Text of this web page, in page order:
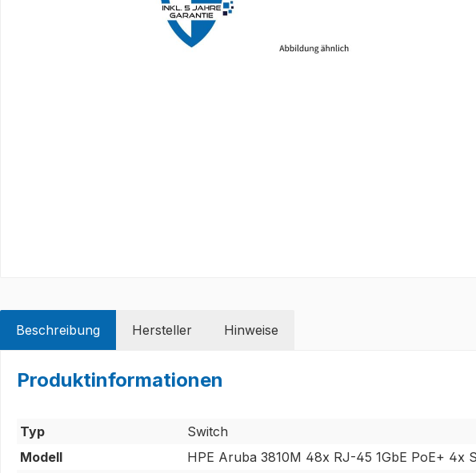
Beschreibung Hersteller Hinweise
Produktinformationen
Typ
Switch
Modell
HPE Aruba 3810M 48x RJ-45 1GbE PoE+ 4x